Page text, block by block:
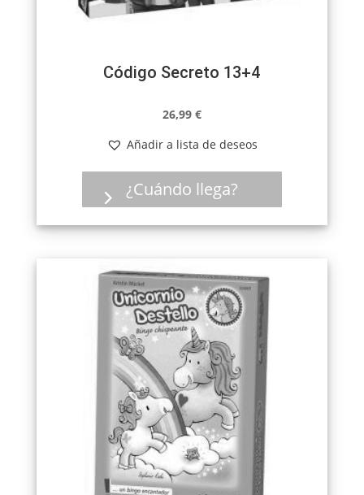
Código Secreto 13+4
26,99 €
Añadir a lista de deseos
¿Cuándo llega?